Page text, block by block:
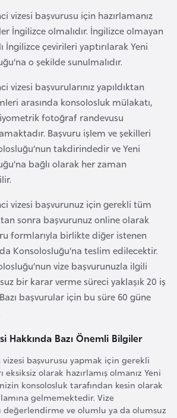
vizesi başvurusu için hazırlamanız
İngilizce olmalıdır. İngilizce olmayan
İngilizce çevirileri yaptırılarak Yeni
o şekilde sunulmalıdır.
vizesi başvurularınız yapıldıktan
arasında konsolosluk mülakatı,
fotoğraf randevusu
Başvuru işlem ve şekilleri
takdirindedir ve Yeni
bağlı olarak her zaman
vizesi başvurunuz için gerekli tüm
sonra başvurunuz online olarak
formlarıyla birlikte diğer istenen
Konsolosluğu’na teslim edilecektir.
vize başvurunuzla ilgili
bir karar verme süreci yaklaşık 20 iş
başvurular için bu süre 60 güne
Hakkında Bazı Önemli Bilgiler
vizesi başvurusu yapmak için gerekli
eksiksiz olarak hazırlamış olmanız Yeni
konsolosluk tarafından kesin olarak
gelmemektedir. Vize
değerlendirme ve olumlu ya da olumsuz